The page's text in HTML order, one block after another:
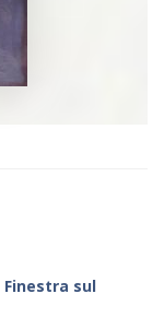
Finestra sul